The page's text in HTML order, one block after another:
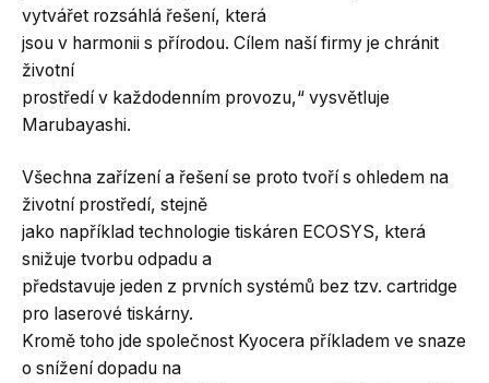
vytvářet rozsáhlá řešení, která
jsou v harmonii s přírodou. Cílem naší firmy je chránit
životní
prostředí v každodenním provozu,“ vysvětluje
Marubayashi.
Všechna zařízení a řešení se proto tvoří s ohledem na
životní prostředí, stejně
jako například technologie tiskáren ECOSYS, která
snižuje tvorbu odpadu a
představuje jeden z prvních systémů bez tzv. cartridge
pro laserové tiskárny.
Kromě toho jde společnost Kyocera příkladem ve snaze
o snížení dopadu na